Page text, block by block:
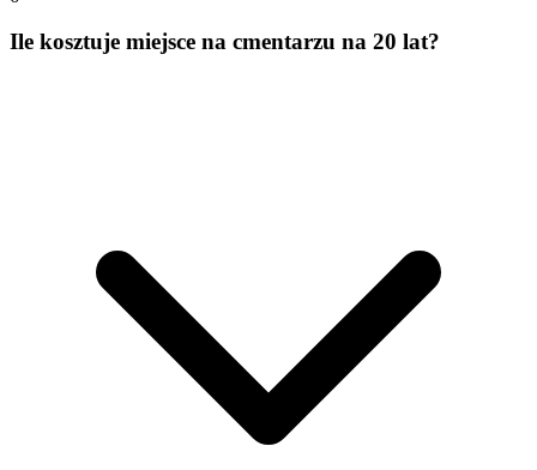
Ile kosztuje miejsce na cmentarzu na 20 lat?